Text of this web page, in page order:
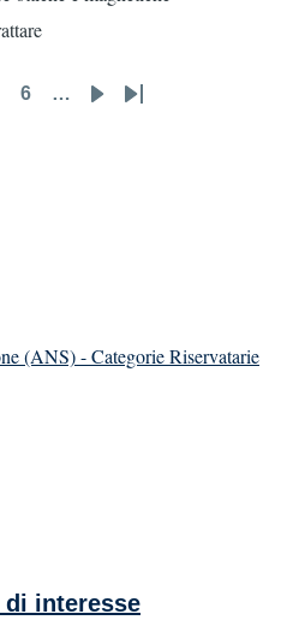
6 …
Next Last
(ANS) - Categorie Riservatarie
interesse